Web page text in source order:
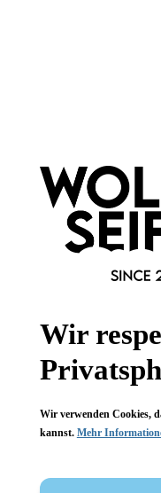
Informationen
Gesetzliche
FAQ
Wir
Wir verwenden Cookies,
kannst. Mehr